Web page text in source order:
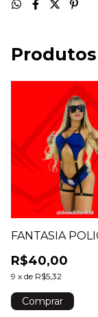
FANTASIA
R$40,00
9 x de R$5,32